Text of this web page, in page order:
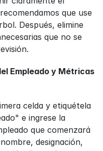
que use
Después, elimine
que no se
Empleado y Métricas
celda y etiquétela
e ingrese la
que comenzará
designación,